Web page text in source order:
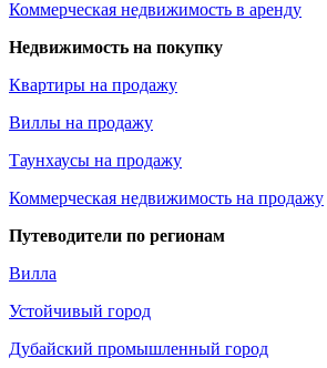
Коммерческая недвижимость в аренду
Недвижимость на покупку
Квартиры на продажу
Виллы на продажу
Таунхаусы на продажу
Коммерческая недвижимость на продажу
Путеводители по регионам
Вилла
Устойчивый город
Дубайский промышленный город